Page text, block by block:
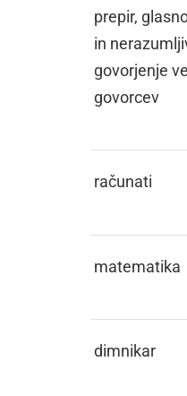
prepir,
in
govorjenje
govorcev
računati
matematika
dimnikar